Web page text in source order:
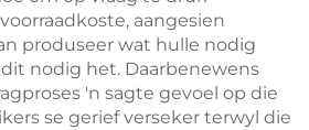
aangesien
produseer wat hulle nodig
nodig het. Daarbenewens
'n sagte gevoel op die
se gerief verseker terwyl die